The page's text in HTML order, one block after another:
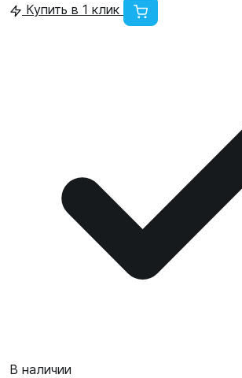
Купить в 1 клик
В наличии